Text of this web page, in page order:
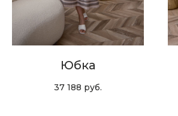
Юбка
37 188 руб.
Хотите быть в курсе всех новинок
и акций, подпишитесь на email рассылку
Ваш e-mail